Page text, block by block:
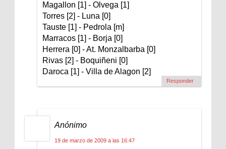
Magallon [1] - Olvega [1]
Torres [2] - Luna [0]
Tauste [1] - Pedrola [m]
Marracos [1] - Borja [0]
Herrera [0] - At. Monzalbarba [0]
Rivas [2] - Boquiñeni [0]
Daroca [1] - Villa de Alagon [2]
Responder
Anónimo
19 de marzo de 2009 a las 16:47